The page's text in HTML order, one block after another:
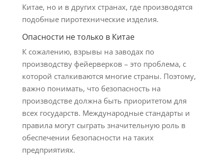
Китае, но и в других странах, где производятся
подобные пиротехнические изделия.
Опасности не только в Китае
К сожалению, взрывы на заводах по
производству фейерверков – это проблема, с
которой сталкиваются многие страны. Поэтому,
важно понимать, что безопасность на
производстве должна быть приоритетом для
всех государств. Международные стандарты и
правила могут сыграть значительную роль в
обеспечении безопасности на таких
предприятиях.